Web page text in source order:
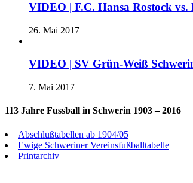
VIDEO | F.C. Hansa Rostock
26. Mai 2017
VIDEO | SV Grün-Weiß
7. Mai 2017
113 Jahre Fussball in Schwerin 1903 – 2016
Abschlußtabellen ab 1904/05
Ewige Schweriner Vereinsfußballtabelle
Printarchiv